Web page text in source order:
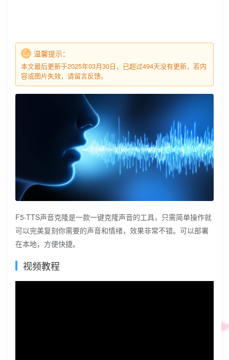
温馨提示：
本文最后更新于2025年03月30日，已超过494天没有更新，若内
容或图片失效，请留言反馈。
F5-TTS声音克隆是一款一键克隆声音的工具，只需简单操作就
可以完美复刻你需要的声音和情绪，效果非常不错。可以部署
在本地，方便快捷。
视频教程